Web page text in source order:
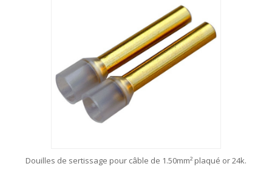
Douilles de sertissage pour câble de 1.50mm² plaqué or 24k.